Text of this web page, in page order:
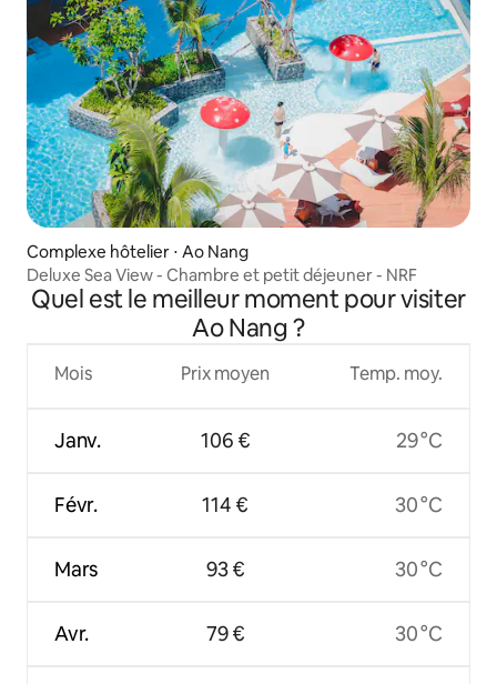
Complexe hôtelier ⋅ Ao Nang
Deluxe Sea View - Chambre et petit déjeuner - NRF
Quel est le meilleur moment pour visiter
Ao Nang ?
Mois
Janv.
Févr.
Mars
Avr.
Prix moyen
106 €
114 €
93 €
79 €
Temp. moy.
29 °C
30 °C
30 °C
30 °C